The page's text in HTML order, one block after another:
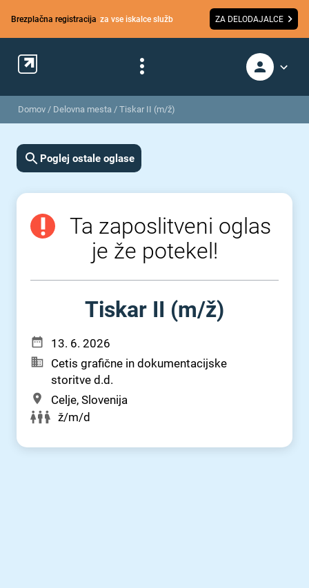
Brezplačna registracija za vse iskalce služb ZA DELODAJALCE
Domov / Delovna mesta / Tiskar II (m/ž)
Poglej ostale oglase
Ta zaposlitveni oglas
je že potekel!
Tiskar II (m⁠/⁠ž)
13. 6. 2026
Cetis grafične in dokumentacijske
storitve d.d.
Celje, Slovenija
ž/m/d